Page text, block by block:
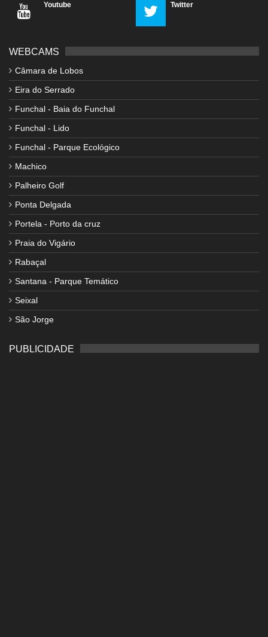
Youtube Twitter
WEBCAMS
Câmara de Lobos
Eira do Serrado
Funchal - Baia do Funchal
Funchal - Lido
Funchal - Parque Ecológico
Machico
Palheiro Golf
Ponta Delgada
Portela - Porto da cruz
Praia do Vigário
Rabaçal
Santana - Parque Temático
Seixal
São Jorge
PUBLICIDADE